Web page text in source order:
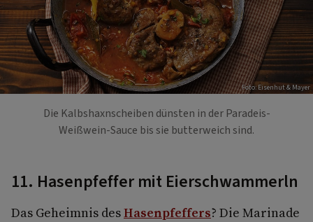
Foto: Eisenhut & Mayer
Die Kalbshaxnscheiben dünsten in der Paradeis-
Weißwein-Sauce bis sie butterweich sind.
11. Hasenpfeffer mit Eierschwammerln
Das Geheimnis desHasenpfeffers? Die Marinade